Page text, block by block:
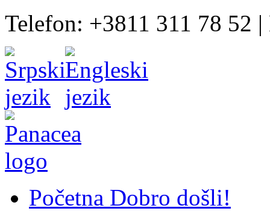
Telefon: +3811 311 78 52
Početna Dobro došli!